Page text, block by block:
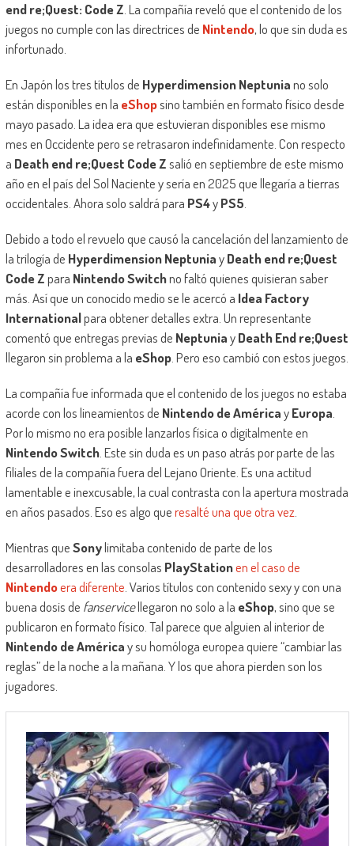
end re;Quest: Code Z . La compañía reveló que el contenido de los
juegos no cumple con las directrices de Nintendo, lo que sin duda es
infortunado.
En Japón los tres títulos de Hyperdimension Neptuniano solo
están disponibles en la eShopsino también en formato físico desde
mayo pasado. La idea era que estuvieran disponibles ese mismo
mes en Occidente pero se retrasaron indefinidamente. Con respecto
a Death end re;Quest Code Zsalió en septiembre de este mismo
año en el país del Sol Naciente y sería en 2025 que llegaría a tierras
occidentales. Ahora solo saldrá para PS4yPS5
Debido a todo el revuelo que causó la cancelación del lanzamiento de
la trilogía de Hyperdimension NeptuniayDeath end re;Quest
Code Zpara Nintendo Switchno faltó quienes quisieran saber
más. Así que un conocido medio se le acercó a Idea Factory
Internationalpara obtener detalles extra. Un representante
comentó que entregas previas de NeptuniayDeath End re;Quest
llegaron sin problema a la eShop. Pero eso cambió con estos juegos.
La compañía fue informada que el contenido de los juegos no estaba
acorde con los lineamientos de Nintendo de AméricayEuropa
Por lo mismo no era posible lanzarlos física o digitalmente en
Nintendo Switch. Este sin duda es un paso atrás por parte de las
filiales de la compañía fuera del Lejano Oriente. Es una actitud
lamentable e inexcusable, la cual contrasta con la apertura mostrada
en años pasados. Eso es algo queresalté una que otra vez.
Mientras queSonylimitaba contenido de parte de los
desarrolladores en las consolas PlayStationen el caso de
Nintendoera diferente . Varios títulos con contenido sexy y con una
buena dosis de fanservicellegaron no solo a la eShop, sino que se
publicaron en formato físico. Tal parece que alguien al interior de
Nintendo de Américay su homóloga europea quiere “cambiar las
reglas” de la noche a la mañana. Y los que ahora pierden son los
jugadores.